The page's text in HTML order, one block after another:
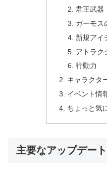
君王武器
ガーモス
新規アイ
アトラク
行動力
キャラクタ
イベント情
ちょっと気
主要なアップデート